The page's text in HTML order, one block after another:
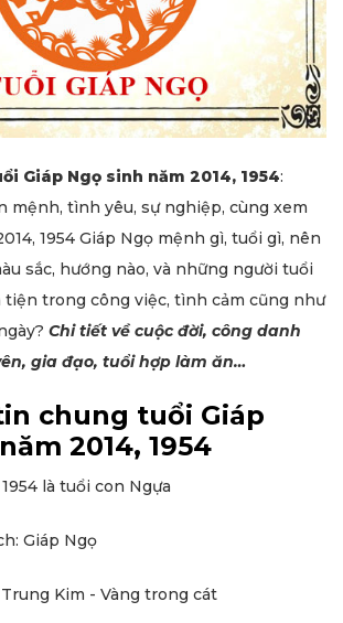
Giáp Ngọ sinh năm 2014, 1954:
mệnh, tình yêu, sự nghiệp, cùng xem
1954 Giáp Ngọ mệnh gì, tuổi gì, nên
sắc, hướng nào, và những người tuổi
trong công việc, tình cảm cũng như
Chi tiết về cuộc đời, công danh
gia đạo, tuổi hợp làm ăn…
chung tuổi Giáp
2014, 1954
là tuổi con Ngựa
Giáp Ngọ
Kim - Vàng trong cát